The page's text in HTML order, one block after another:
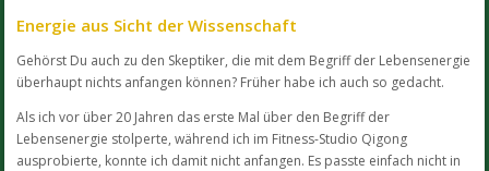
Energie aus Sicht der Wissenschaft
Gehörst Du auch zu den Skeptiker, die mit dem Begriff der Lebensenergie
überhaupt nichts anfangen können? Früher habe ich auch so gedacht.
Als ich vor über 20 Jahren das erste Mal über den Begriff der
Lebensenergie stolperte, während ich im Fitness-Studio Qigong
ausprobierte, konnte ich damit nicht anfangen. Es passte einfach nicht in